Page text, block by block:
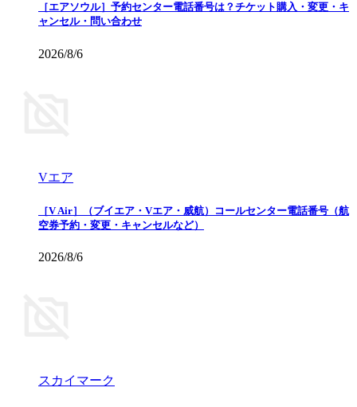
［エアソウル］予約センター電話番号は？チケット購入・変更・キ
ャンセル・問い合わせ
2026/8/6
Vエア
［V Air］（ブイエア・Vエア・威航）コールセンター電話番号（航
空券予約・変更・キャンセルなど）
2026/8/6
スカイマーク